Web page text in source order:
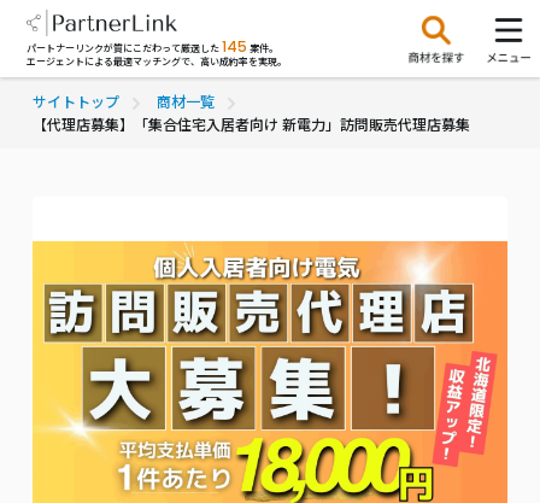
パートナーリンクが質にこだわって厳選した 145 案件。
エージェントによる最適マッチングで、高い成約率を実現。
サイトトップ
商材一覧
【代理店募集】「集合住宅入居者向け 新電力」訪問販売代理店募集